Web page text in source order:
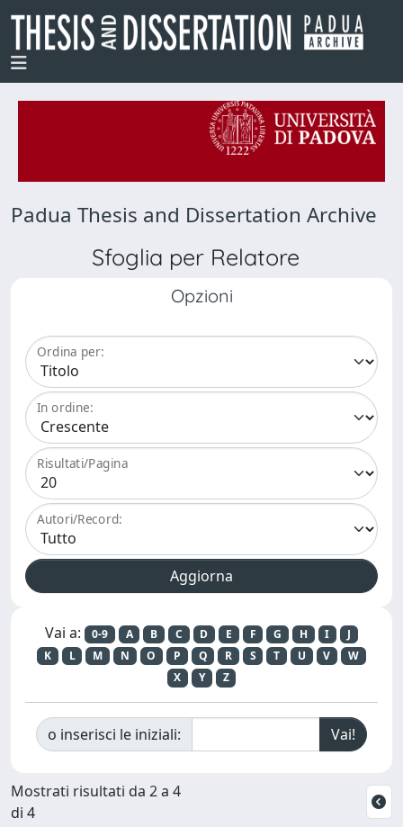
Padua Thesis and Dissertation Archive
Sfoglia per Relatore
Opzioni
Ordina per:
In ordine:
Risultati/Pagina
Autori/Record:
Vai a: 0-9 A B C D E F G H I
J
K
L M N O P Q R S T U V
W
X
Y Z
o inserisci le iniziali:
Mostrati risultati da 2 a 4
di 4